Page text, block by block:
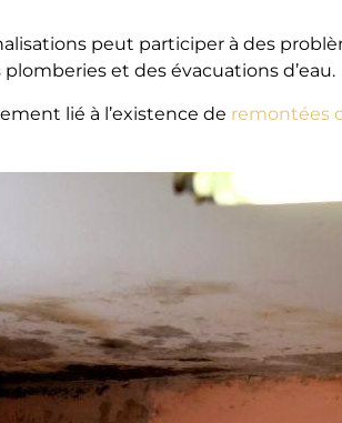
peut participer à des
et des évacuations d’eau.
lié à l’existence de remontées